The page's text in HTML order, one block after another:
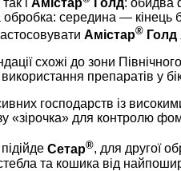
так і Амістар Голд: обидва
середина — кінець
Амістар® Голд
схожі до зони
препаратів у
господарств із
«зірочка» для контролю
Сетар®, для другої
та кошика від